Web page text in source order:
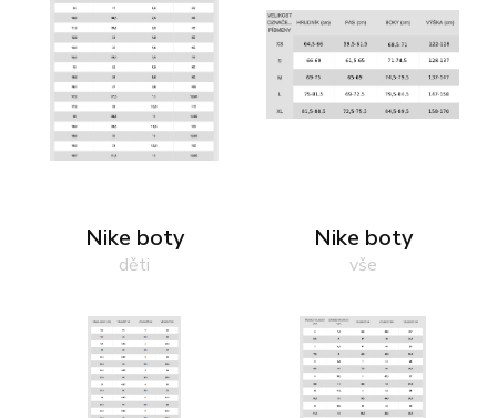
Nike boty
děti
Nike boty
vše